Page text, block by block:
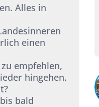
Alles in
einen
empfehlen,
hingehen.
bald